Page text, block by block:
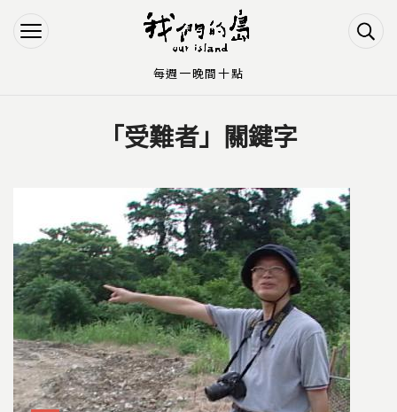
Jump to Navigation
Jump to Main content
「受難者」關鍵字
每週一晚間十點